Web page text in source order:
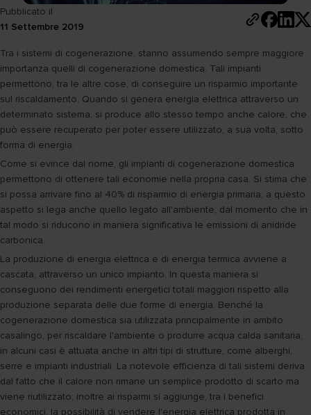
Pubblicato il
11 Settembre 2019
Tra i sistemi di cogenerazione, stanno assumendo sempre maggiore
importanza quelli di cogenerazione domestica. Tali impianti
permettono, tra le altre cose, di conseguire un risparmio importante
sul riscaldamento. Quando si genera energia elettrica attraverso un
determinato sistema, si produce allo stesso tempo anche calore, che
può essere recuperato per poter essere utilizzato, a sua volta, sotto
forma di energia.
Come si evince dal nome, gli impianti di cogenerazione domestica
permettono di ottenere tali economie nella propria casa. Si stima che
si possa arrivare fino al 40% di risparmio di energia primaria; a questo
aspetto si lega anche quello legato all'ambiente, dal momento che in
tal modo si riducono in maniera significativa le emissioni di anidride
carbonica.
La produzione di energia elettrica e di energia termica avviene a
cascata, attraverso un unico impianto. In questa maniera si
conseguono dei rendimenti energetici totali maggiori rispetto alla
produzione separata delle due forme di energia. Benché la
cogenerazione domestica sia utilizzata principalmente in ambito
casalingo, per riscaldare l'ambiente o produrre acqua calda sanitaria,
in alcuni casi è attuata anche in altri tipi di strutture, come alberghi,
serre e impianti industriali. La notevole efficienza di tali sistemi deriva
dal fatto che il calore non rimane un semplice prodotto di scarto ma
viene riutilizzato; inoltre ai risparmi si aggiunge, tra i benefici
economici, la possibilità di vendere l'energia elettrica prodotta in